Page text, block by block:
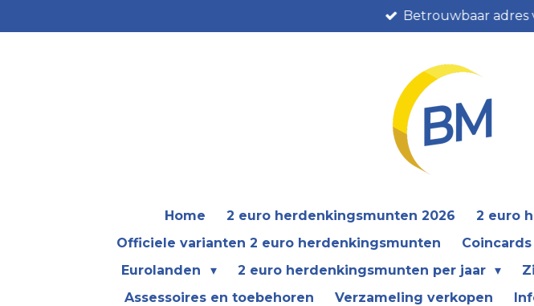
direct
Betrouwbaar
Home 2 euro herdenkingsmunten 2026 2 euro
Officiele varianten 2 euro herdenkingsmunten
Eurolanden
2 euro herdenkingsmunten per jaar
Assessoires en toebehoren
Verzameling verkopen